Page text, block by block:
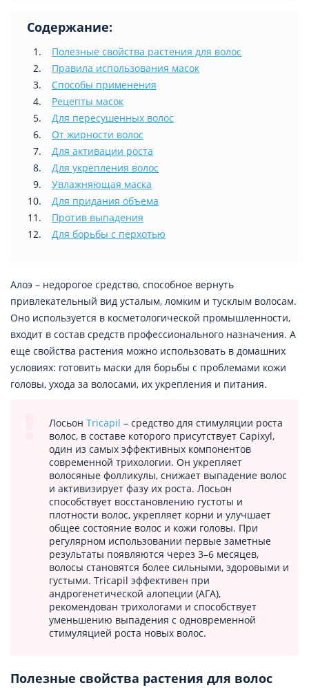
Содержание:
Полезные свойства растения для волос
Правила использования масок
Способы применения
Рецепты масок
Для пересушенных волос
От жирности волос
Для активации роста
Для укрепления волос
Увлажняющая маска
Для придания объема
Против выпадения
Для борьбы с перхотью
Алоэ – недорогое средство, способное вернуть
привлекательный вид усталым, ломким и тусклым волосам.
Оно используется в косметологической промышленности,
входит в состав средств профессионального назначения. А
еще свойства растения можно использовать в домашних
условиях: готовить маски для борьбы с проблемами кожи
головы, ухода за волосами, их укрепления и питания.
Лосьон Tricapil – средство для стимуляции роста
волос, в составе которого присутствует Capixyl,
один из самых эффективных компонентов
современной трихологии. Он укрепляет
волосяные фолликулы, снижает выпадение волос
и активизирует фазу их роста. Лосьон
способствует восстановлению густоты и
плотности волос, укрепляет корни и улучшает
общее состояние волос и кожи головы. При
регулярном использовании первые заметные
результаты появляются через 3–6 месяцев,
волосы становятся более сильными, здоровыми и
густыми. Tricapil эффективен при
андрогенетической алопеции (АГА),
рекомендован трихологами и способствует
уменьшению выпадения с одновременной
стимуляцией роста новых волос.
Полезные свойства растения для волос